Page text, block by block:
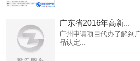
广东省2016年高新...
广州申请项目代办了解到
品认定...